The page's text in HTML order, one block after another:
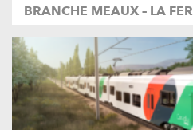
BRANCHE MEAUX – LA